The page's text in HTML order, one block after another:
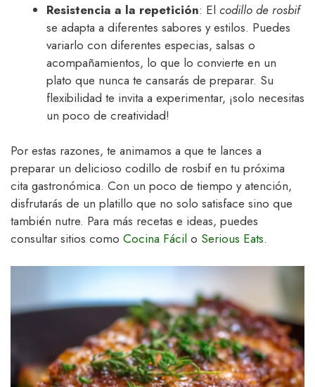
Resistencia a la repetición: El codillo de rosbif
se adapta a diferentes sabores y estilos. Puedes
variarlo con diferentes especias, salsas o
acompañamientos, lo que lo convierte en un
plato que nunca te cansarás de preparar. Su
flexibilidad te invita a experimentar, ¡solo necesitas
un poco de creatividad!
Por estas razones, te animamos a que te lances a
preparar un delicioso codillo de rosbif en tu próxima
cita gastronómica. Con un poco de tiempo y atención,
disfrutarás de un platillo que no solo satisface sino que
también nutre. Para más recetas e ideas, puedes
consultar sitios como Cocina Fácil o Serious Eats.